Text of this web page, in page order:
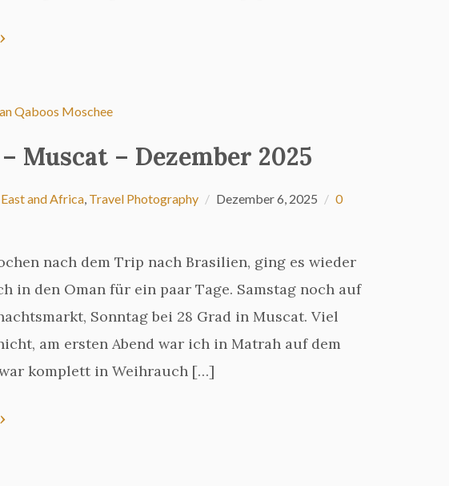
Muscat – Dezember 2025
and Africa, Travel Photography Dezember 6, 2025
0
nach dem Trip nach Brasilien, ging es wieder
in den Oman für ein paar Tage. Samstag noch auf
Sonntag bei 28 Grad in Muscat. Viel
am ersten Abend war ich in Matrah auf dem
komplett in Weihrauch […]